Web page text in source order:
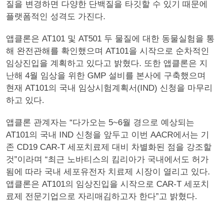
질을 변경하면 다양한 단백질을 타깃할 수 있기 때문에
플랫폼적인 성격도 가진다.
앱클론은 AT101 및 AT501 두 물질에 대한 동물실험을 통
해 완전관해를 확인했으며 AT101을 시작으로 순차적인
임상진입을 계획하고 있다고 밝혔다. 또한 앱클론은 지
난해 4월 임상을 위한 GMP 설비를 본사에 구축했으며
현재 AT101의 국내 임상시험계획서(IND) 신청을 마무리
하고 있다.
앱클론 관계자는 “다가오는 5~6월 경으로 예상되는
AT101의 국내 IND 신청을 앞두고 이번 AACR에서는 기
존 CD19 CAR-T 세포치료제 대비 차별화된 점을 강조할
것”이라며 “최근 노바티스의 킴리아가 국내에서도 허가
됨에 따라 국내 세포유전자 치료제 시장이 열리고 있다.
앱클론은 AT101의 임상진입을 시작으로 CAR-T 세포치
료제 전문기업으로 자리매김하고자 한다”고 밝혔다.